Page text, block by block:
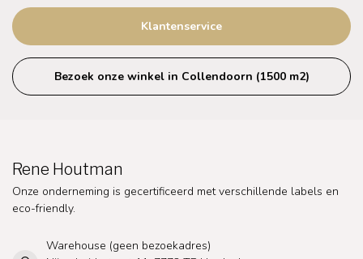
Klantenservice
Bezoek onze winkel in Collendoorn (1500 m2)
Rene Houtman
Onze onderneming is gecertificeerd met verschillende labels en
eco-friendly.
Warehouse (geen bezoekadres)